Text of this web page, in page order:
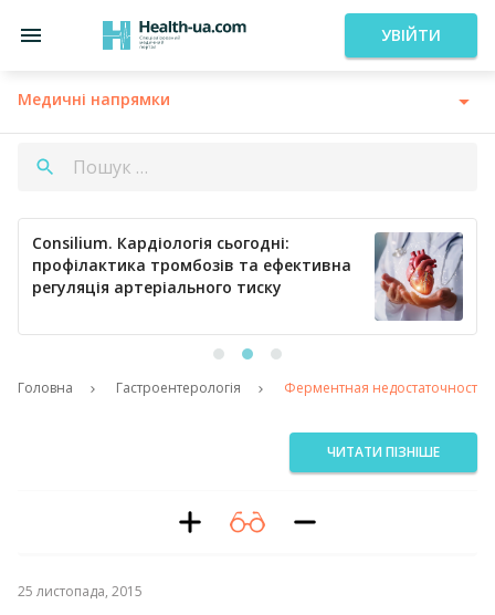
УВІЙТИ
Медичні напрямки
Consilium. Кардіологія сьогодні:
профілактика тромбозів та ефективна
регуляція артеріального тиску
Головна Гастроентерологія Ферментная
ЧИТАТИ ПІЗНІШЕ
25 листопада, 2015